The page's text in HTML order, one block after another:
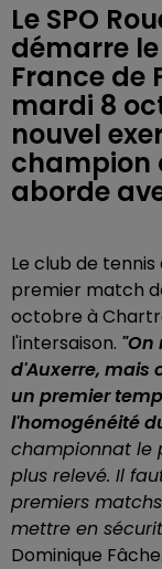
Le SPO
démarre
France de
mardi 8
nouvel
champion
aborde
Le club de
premier match
octobre à
l'intersaison. "On
d'Auxerre, mais
un premier
l'homogénéité
championnat le
plus relevé. Il
premiers
mettre en
Dominique Fâche.